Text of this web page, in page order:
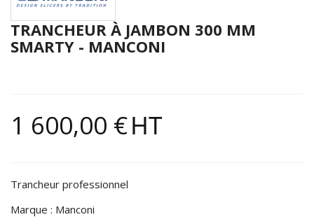
TRANCHEUR À JAMBON 300 MM
SMARTY - MANCONI
1 600,00 €HT
Trancheur professionnel
Marque : Manconi